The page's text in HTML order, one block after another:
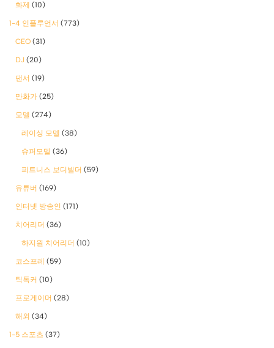
화제 (10)
1-4 인플루언서 (773)
CEO (31)
DJ (20)
댄서 (19)
만화가 (25)
모델 (274)
레이싱 모델 (38)
슈퍼모델 (36)
피트니스 보디빌더 (59)
유튜버 (169)
인터넷 방송인 (171)
치어리더 (36)
하지원 치어리더 (10)
코스프레 (59)
틱톡커 (10)
프로게이머 (28)
해외 (34)
1-5 스포츠 (37)